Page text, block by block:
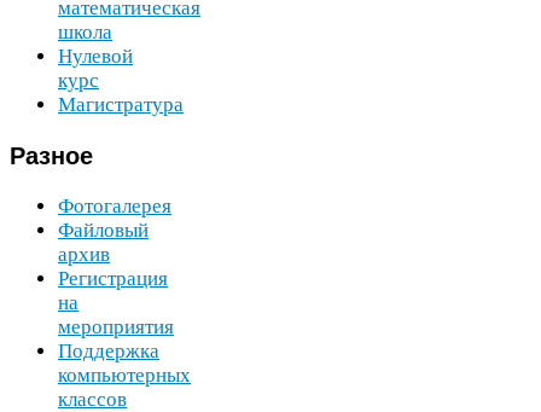
математическая
школа
Нулевой
курс
Магистратура
Разное
Фотогалерея
Файловый
архив
Регистрация
на
мероприятия
Поддержка
компьютерных
классов